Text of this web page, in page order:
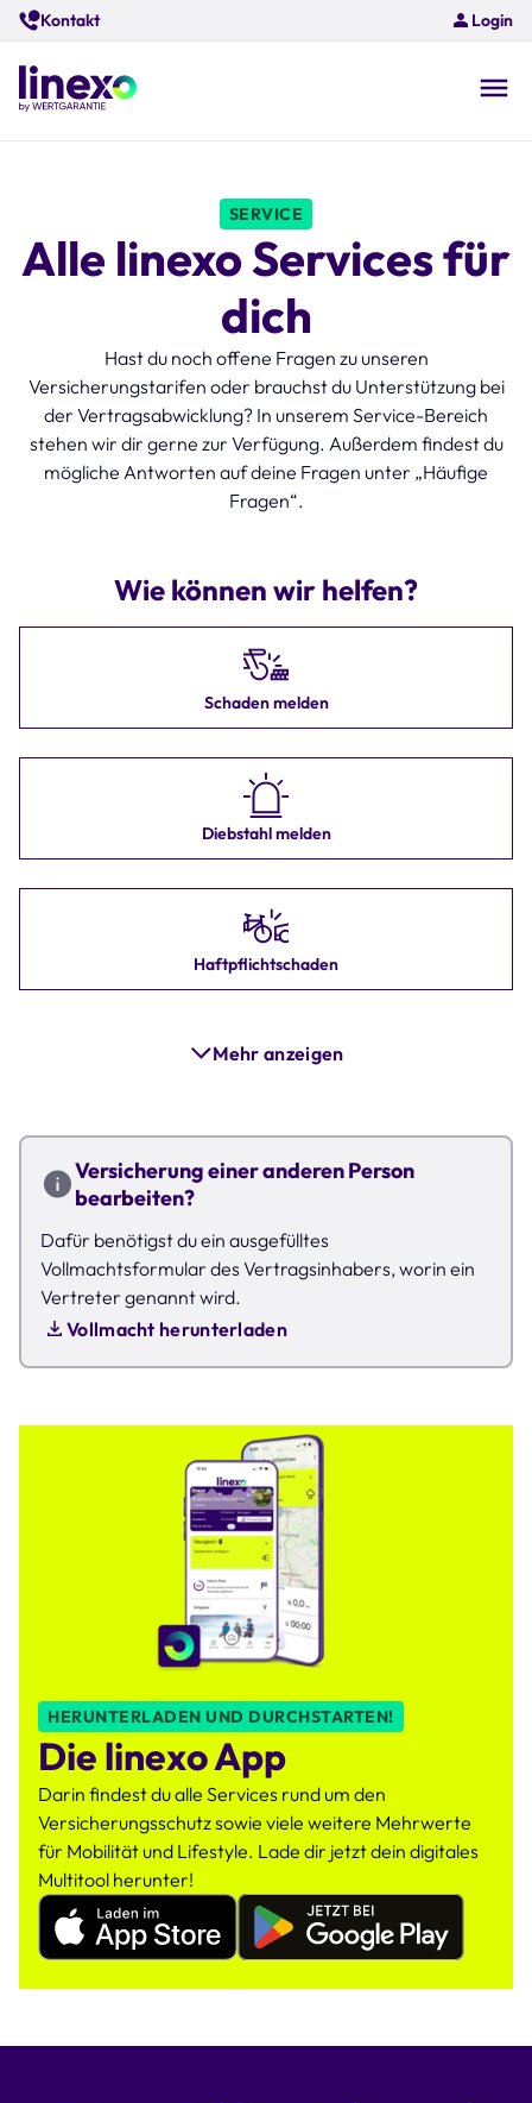
Skip
to
main
content
Kontakt Login
SERVICE
Alle linexo Services für
dich
Hast du noch offene Fragen zu unseren
Versicherungstarifen oder brauchst du Unterstützung bei
der Vertragsabwicklung? In unserem Service-Bereich
stehen wir dir gerne zur Verfügung. Außerdem findest du
mögliche Antworten auf deine Fragen unter „Häufige
Fragen“.
Wie können wir helfen?
Schaden melden
Diebstahl melden
Haftpflichtschaden
Mehr anzeigen
Versicherung einer anderen Person
bearbeiten?
Dafür benötigst du ein ausgefülltes
Vollmachtsformular des Vertragsinhabers, worin ein
Vertreter genannt wird.
Vollmacht herunterladen
HERUNTERLADEN UND DURCHSTARTEN!
Die linexo App
Darin findest du alle Services rund um den
Versicherungsschutz sowie viele weitere Mehrwerte
für Mobilität und Lifestyle. Lade dir jetzt dein digitales
Multitool herunter!
Apple
Google